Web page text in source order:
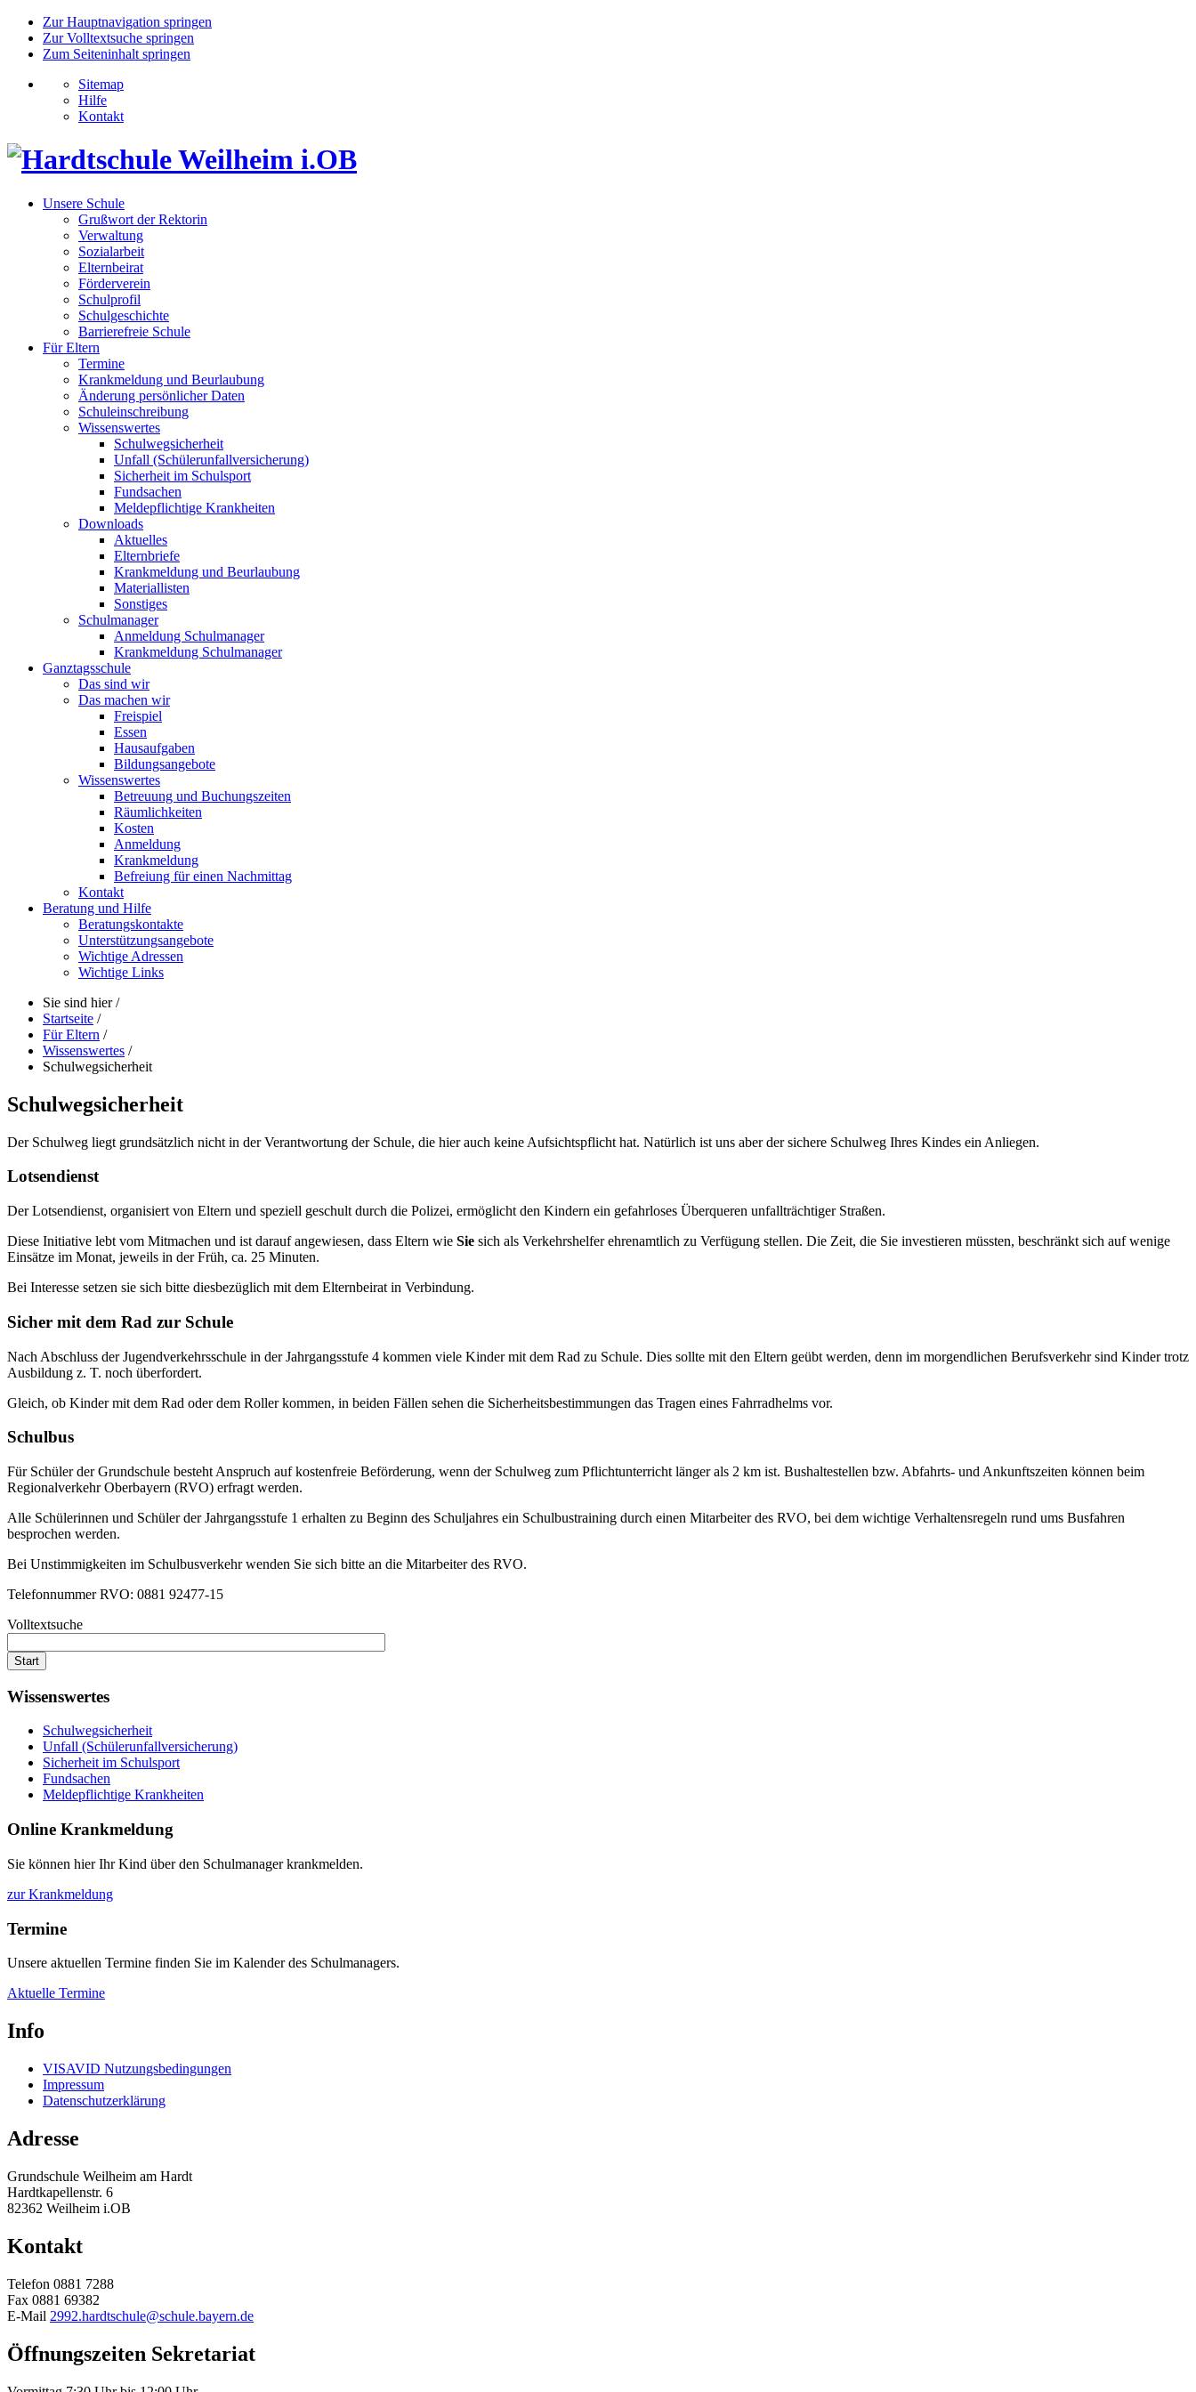
Zur Hauptnavigation springen
Zur Volltextsuche springen
Zum Seiteninhalt springen
Sitemap
Hilfe
Kontakt
Unsere Schule
Grußwort der Rektorin
Verwaltung
Sozialarbeit
Elternbeirat
Förderverein
Schulprofil
Schulgeschichte
Barrierefreie Schule
Für Eltern
Termine
Krankmeldung und Beurlaubung
Änderung persönlicher Daten
Schuleinschreibung
Wissenswertes
Schulwegsicherheit
Unfall (Schülerunfallversicherung)
Sicherheit im Schulsport
Fundsachen
Meldepflichtige Krankheiten
Downloads
Aktuelles
Elternbriefe
Krankmeldung und Beurlaubung
Materiallisten
Sonstiges
Schulmanager
Anmeldung Schulmanager
Krankmeldung Schulmanager
Ganztagsschule
Das sind wir
Das machen wir
Freispiel
Essen
Hausaufgaben
Bildungsangebote
Wissenswertes
Betreuung und Buchungszeiten
Räumlichkeiten
Kosten
Anmeldung
Krankmeldung
Befreiung für einen Nachmittag
Kontakt
Beratung und Hilfe
Beratungskontakte
Unterstützungsangebote
Wichtige Adressen
Wichtige Links
Sie sind hier/
Startseite /
Für Eltern /
Wissenswertes /
Schulwegsicherheit
Schulwegsicherheit
Der Schulweg liegt grundsätzlich nicht in der Verantwortung der Schule, die hier auch keine Aufsichtspflicht hat. Natürlich ist uns aber der sichere Schulweg Ihres Kindes ein Anliegen.
Lotsendienst
Der Lotsendienst, organisiert von Eltern und speziell geschult durch die Polizei, ermöglicht den Kindern ein gefahrloses Überqueren unfallträchtiger Straßen.
Diese Initiative lebt vom Mitmachen und ist darauf angewiesen, dass Eltern wie Sie sich als Verkehrshelfer ehrenamtlich zu Verfügung stellen. Die Zeit, die Sie investieren müssten, beschränkt sich auf wenige
Einsätze im Monat, jeweils in der Früh, ca. 25 Minuten.
Bei Interesse setzen sie sich bitte diesbezüglich mit dem Elternbeirat in Verbindung.
Sicher mit dem Rad zur Schule
Nach Abschluss der Jugendverkehrsschule in der Jahrgangsstufe 4 kommen viele Kinder mit dem Rad zu Schule. Dies sollte mit den Eltern geübt werden, denn im morgendlichen Berufsverkehr sind Kinder trotz
Ausbildung z. T. noch überfordert.
Gleich, ob Kinder mit dem Rad oder dem Roller kommen, in beiden Fällen sehen die Sicherheitsbestimmungen das Tragen eines Fahrradhelms vor.
Schulbus
Für Schüler der Grundschule besteht Anspruch auf kostenfreie Beförderung, wenn der Schulweg zum Pflichtunterricht länger als 2 km ist. Bushaltestellen bzw. Abfahrts- und Ankunftszeiten können beim
Regionalverkehr Oberbayern (RVO) erfragt werden.
Alle Schülerinnen und Schüler der Jahrgangsstufe 1 erhalten zu Beginn des Schuljahres ein Schulbustraining durch einen Mitarbeiter des RVO, bei dem wichtige Verhaltensregeln rund ums Busfahren
besprochen werden.
Bei Unstimmigkeiten im Schulbusverkehr wenden Sie sich bitte an die Mitarbeiter des RVO.
Telefonnummer RVO: 0881 92477-15
Volltextsuche
Start
Wissenswertes
Schulwegsicherheit
Unfall (Schülerunfallversicherung)
Sicherheit im Schulsport
Fundsachen
Meldepflichtige Krankheiten
Online Krankmeldung
Sie können hier Ihr Kind über den Schulmanager krankmelden.
zur Krankmeldung
Termine
Unsere aktuellen Termine finden Sie im Kalender des Schulmanagers.
Aktuelle Termine
Info
VISAVID Nutzungsbedingungen
Impressum
Datenschutzerklärung
Adresse
Grundschule Weilheim am Hardt
Hardtkapellenstr. 6
82362 Weilheim i.OB
Kontakt
Telefon 0881 7288
Fax 0881 69382
E-Mail 2992.hardtschule@schule.bayern.de
Öffnungszeiten Sekretariat